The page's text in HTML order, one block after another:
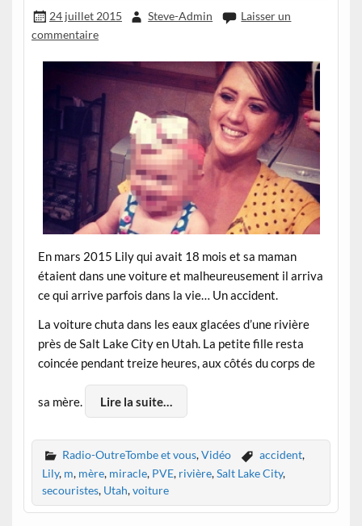
24 juillet 2015 Steve-Admin
Laisser un
commentaire
En mars 2015 Lily qui avait 18 mois et sa maman
étaient dans une voiture et malheureusement il arriva
ce qui arrive parfois dans la vie… Un accident.
La voiture chuta dans les eaux glacées d’une rivière
près de Salt Lake City en Utah. La petite fille resta
coincée pendant treize heures, aux côtés du corps de
sa mère. Lire la suite…
Radio-OutreTombe et vous,Vidéo accident,
Lily, m, mère, miracle, PVE, rivière,Salt Lake City,
secouristes, Utah,voiture